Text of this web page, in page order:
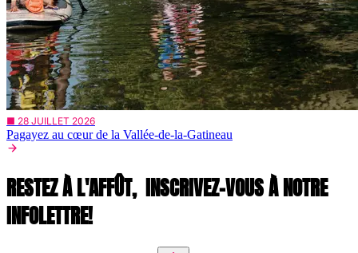
■ 28 JUILLET 2026
Pagayez au cœur de la Vallée-de-la-Gatineau
RESTEZ À L'AFFÛT, INSCRIVEZ-VOUS À NOTRE
INFOLETTRE!